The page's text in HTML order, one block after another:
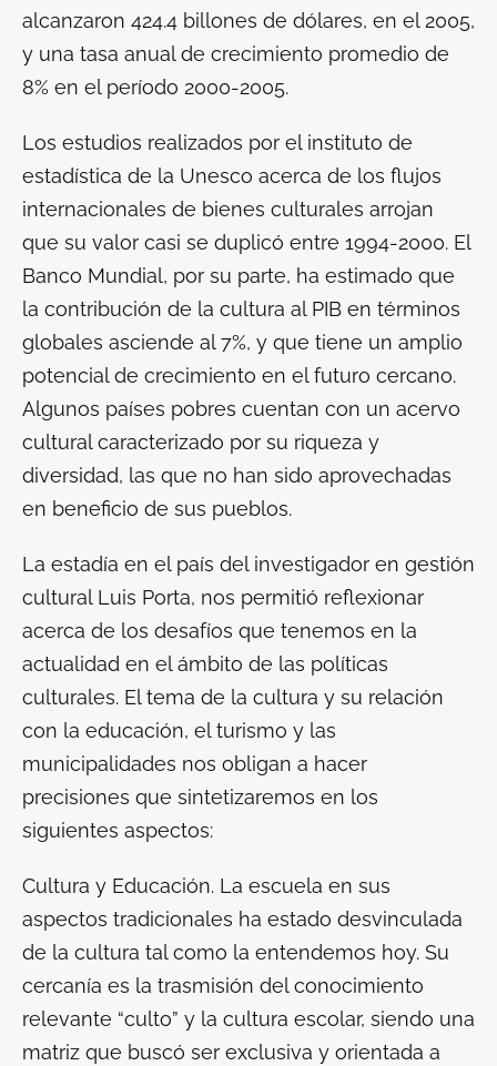
alcanzaron 424.4 billones de dólares, en el 2005,
y una tasa anual de crecimiento promedio de
8% en el período 2000-2005.
Los estudios realizados por el instituto de
estadística de la Unesco acerca de los flujos
internacionales de bienes culturales arrojan
que su valor casi se duplicó entre 1994-2000. El
Banco Mundial, por su parte, ha estimado que
la contribución de la cultura al PIB en términos
globales asciende al 7%, y que tiene un amplio
potencial de crecimiento en el futuro cercano.
Algunos países pobres cuentan con un acervo
cultural caracterizado por su riqueza y
diversidad, las que no han sido aprovechadas
en beneficio de sus pueblos.
La estadía en el país del investigador en gestión
cultural Luis Porta, nos permitió reflexionar
acerca de los desafíos que tenemos en la
actualidad en el ámbito de las políticas
culturales. El tema de la cultura y su relación
con la educación, el turismo y las
municipalidades nos obligan a hacer
precisiones que sintetizaremos en los
siguientes aspectos:
Cultura y Educación. La escuela en sus
aspectos tradicionales ha estado desvinculada
de la cultura tal como la entendemos hoy. Su
cercanía es la trasmisión del conocimiento
relevante “culto” y la cultura escolar, siendo una
matriz que buscó ser exclusiva y orientada a